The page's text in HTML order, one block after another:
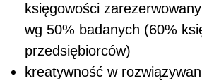
księgowości
wg 50% badanych (60%
przedsiębiorców)
kreatywność w